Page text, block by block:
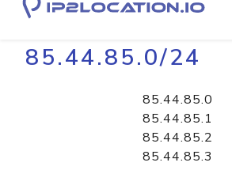
Home Libraries
85.44.85.0/24
85.44.85.0
85.44.85.1
85.44.85.2
85.44.85.3